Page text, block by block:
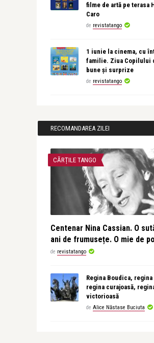
filme de artă pe terasa
Caro
de revistatango
1 iunie la cinema, cu
familie. Ziua Copilului
bune și surprize
de revistatango
RECOMANDAREA ZILEI
CĂRȚILE TANGO
Centenar Nina Cassian. O
ani de frumusețe. O mie de
de revistatango
Regina Boudica,
regina curajoasă,
victorioasă
de Alice Năstase Buciuta